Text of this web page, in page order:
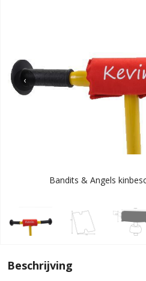
‹
Bandits & Angels
Beschrijving